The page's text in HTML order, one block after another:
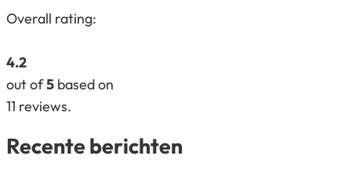
4,2
based
on
12.345
Overall rating:
4.2
out of5 based on
11 reviews.
Recente berichten